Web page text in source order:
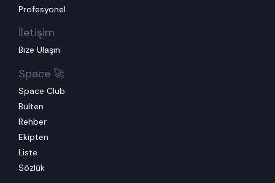
Profesyonel
İletişim
Bize Ulaşın
Space 🚀
Space Club
Bülten
Rehber
Ekipten
Liste
Sözlük